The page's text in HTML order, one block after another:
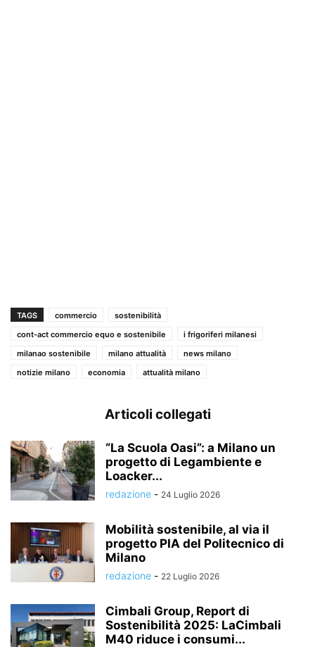
TAGS commercio
sostenibilità
cont-act commercio equo e sostenibile
i frigoriferi milanesi
milanao sostenibile
milano attualità
news milano
notizie milano
economia attualità milano
Articoli collegati
“La Scuola Oasi”: a Milano un
progetto di Legambiente e
Loacker...
redazione - 24 Luglio 2026
Mobilità sostenibile, al via il
progetto PIA del Politecnico di
Milano
redazione - 22 Luglio 2026
Cimbali Group, Report di
Sostenibilità 2025: LaCimbali
M40 riduce i consumi...